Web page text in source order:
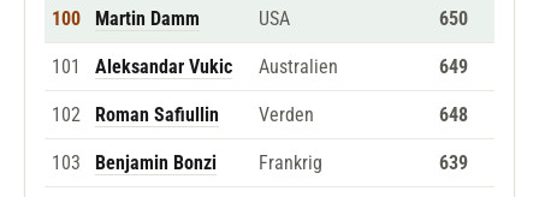
100 Martin Damm USA 650
101 Aleksandar Vukic Australien 649
102 Roman Safiullin Verden 648
103 Benjamin Bonzi Frankrig 639